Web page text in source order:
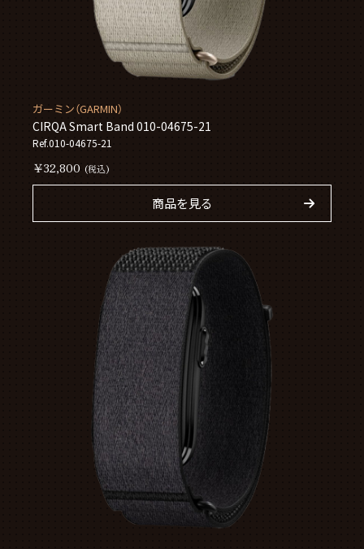
ガーミン（GARMIN）
CIRQA Smart Band 010-04675-21
Ref.010-04675-21
￥32,800 (税込)
商品を見る